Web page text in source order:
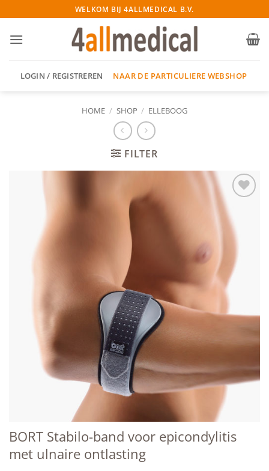
naar
inhoud
WELKOM BIJ 4ALLMEDICAL B.V.
LOGIN / REGISTREREN NAAR DE PARTICULIERE WEBSHOP
HOME / SHOP / ELLEBOOG
FILTER
Add to
wishlist
BORT Stabilo-band voor epicondylitis
met ulnaire ­ontlasting